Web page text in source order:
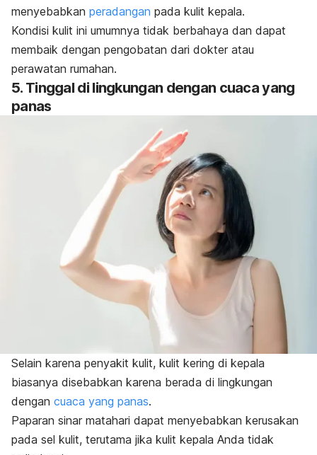
menyebabkan peradangan pada kulit kepala.
Kondisi kulit ini umumnya tidak berbahaya dan dapat
membaik dengan pengobatan dari dokter atau
perawatan rumahan.
5. Tinggal di lingkungan dengan cuaca yang
panas
Selain karena penyakit kulit, kulit kering di kepala
biasanya disebabkan karena berada di lingkungan
dengan cuaca yang panas.
Paparan sinar matahari dapat menyebabkan kerusakan
pada sel kulit, terutama jika kulit kepala Anda tidak